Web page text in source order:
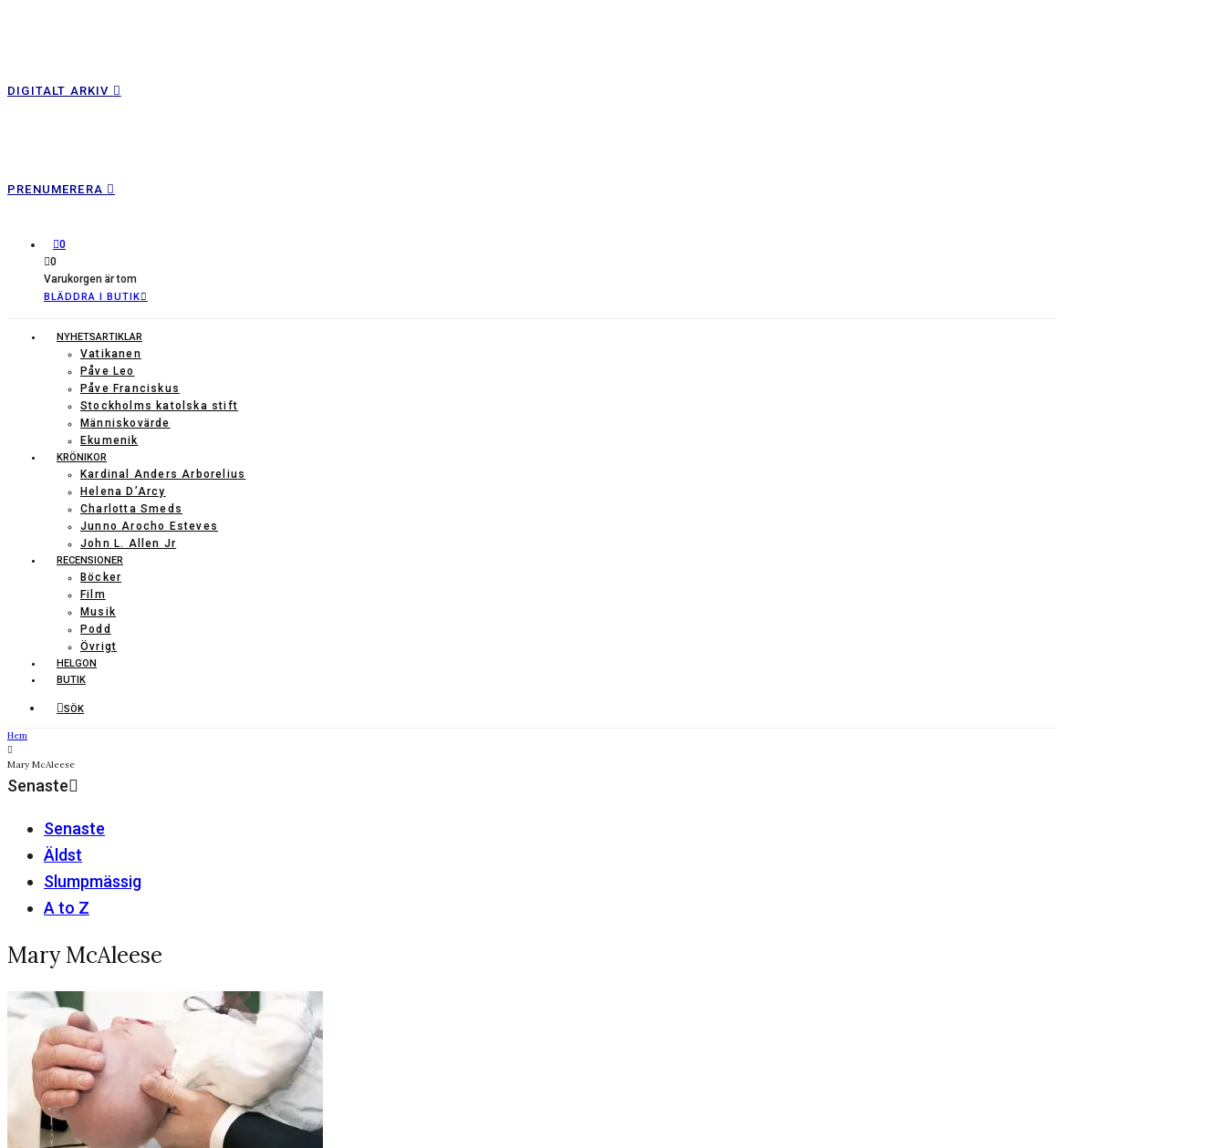
DIGITALT ARKIV
PRENUMERERA
0
0
Varukorgen är tom
BLÄDDRA I BUTIK
NYHETSARTIKLAR
Vatikanen
Påve Leo
Påve Franciskus
Stockholms katolska stift
Människovärde
Ekumenik
KRÖNIKOR
Kardinal Anders Arborelius
Helena D’Arcy
Charlotta Smeds
Junno Arocho Esteves
John L. Allen Jr
RECENSIONER
Böcker
Film
Musik
Podd
Övrigt
HELGON
BUTIK
SÖK
Hem
Mary McAleese
Senaste
Senaste
Äldst
Slumpmässig
A to Z
Mary McAleese